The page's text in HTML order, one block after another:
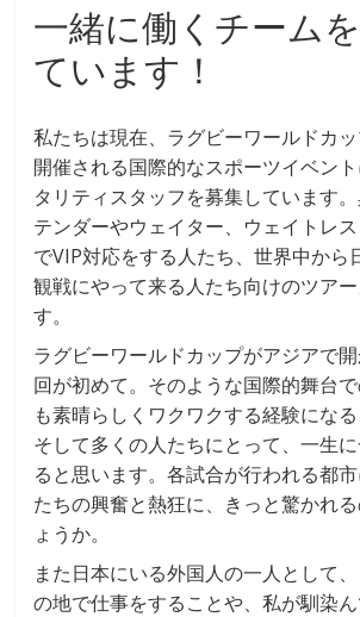
一緒に働くチーム
ています！
私たちは現在、ラグビーワールドカ
開催される国際的なスポーツイベン
タリティスタッフを募集しています
テンダーやウェイター、ウェイトレ
でVIP対応をする人たち、世界中から
観戦にやって来る人たち向けのツア
す。
ラグビーワールドカップがアジアで
回が初めて。そのような国際的舞台
も素晴らしくワクワクする経験になる
そして多くの人たちにとって、一生
ると思います。各試合が行われる都
たちの興奮と熱狂に、きっと驚かれ
ょうか。
また日本にいる外国人の一人として
の地で仕事をすることや、私が馴染